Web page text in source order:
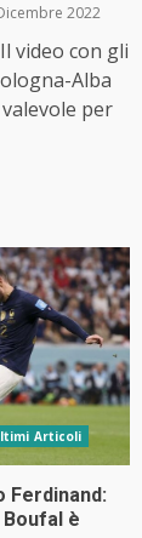
2022
video con gli
Alba
per
Articoli
Ferdinand:
è